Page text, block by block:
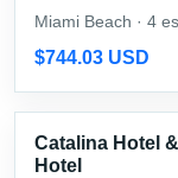
Miami Beach · 4
$744.03 USD
Catalina Hotel
Hotel